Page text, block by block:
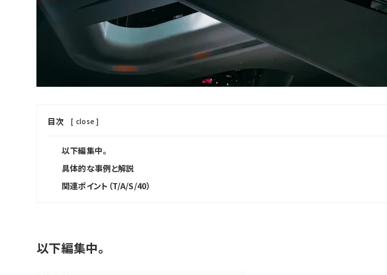
目次 [ close ]
以下編集中。
具体的な事例と解説
関連ポイント（T/A/S/40）
以下編集中。